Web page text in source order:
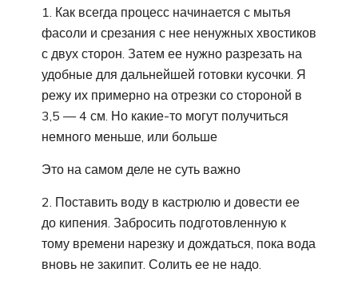
1. Как всегда процесс начинается с мытья
фасоли и срезания с нее ненужных хвостиков
с двух сторон. Затем ее нужно разрезать на
удобные для дальнейшей готовки кусочки. Я
режу их примерно на отрезки со стороной в
3,5 — 4 см. Но какие-то могут получиться
немного меньше, или больше
Это на самом деле не суть важно
2. Поставить воду в кастрюлю и довести ее
до кипения. Забросить подготовленную к
тому времени нарезку и дождаться, пока вода
вновь не закипит. Солить ее не надо.